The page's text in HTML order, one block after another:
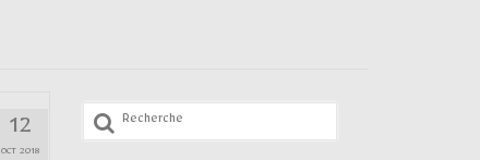
12
OCT 2018
Rechercher
: